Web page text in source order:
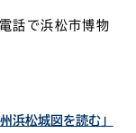
話で浜松市博物
浜松城図を読む」